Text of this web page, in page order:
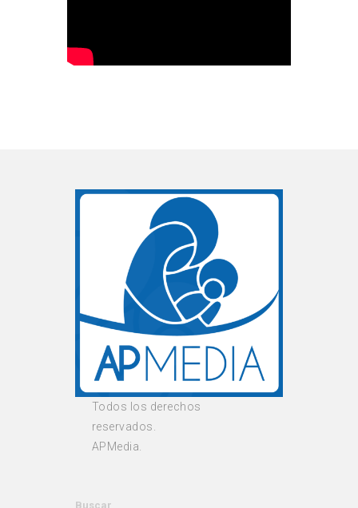
Todos los derechos
reservados.
APMedia.
Buscar